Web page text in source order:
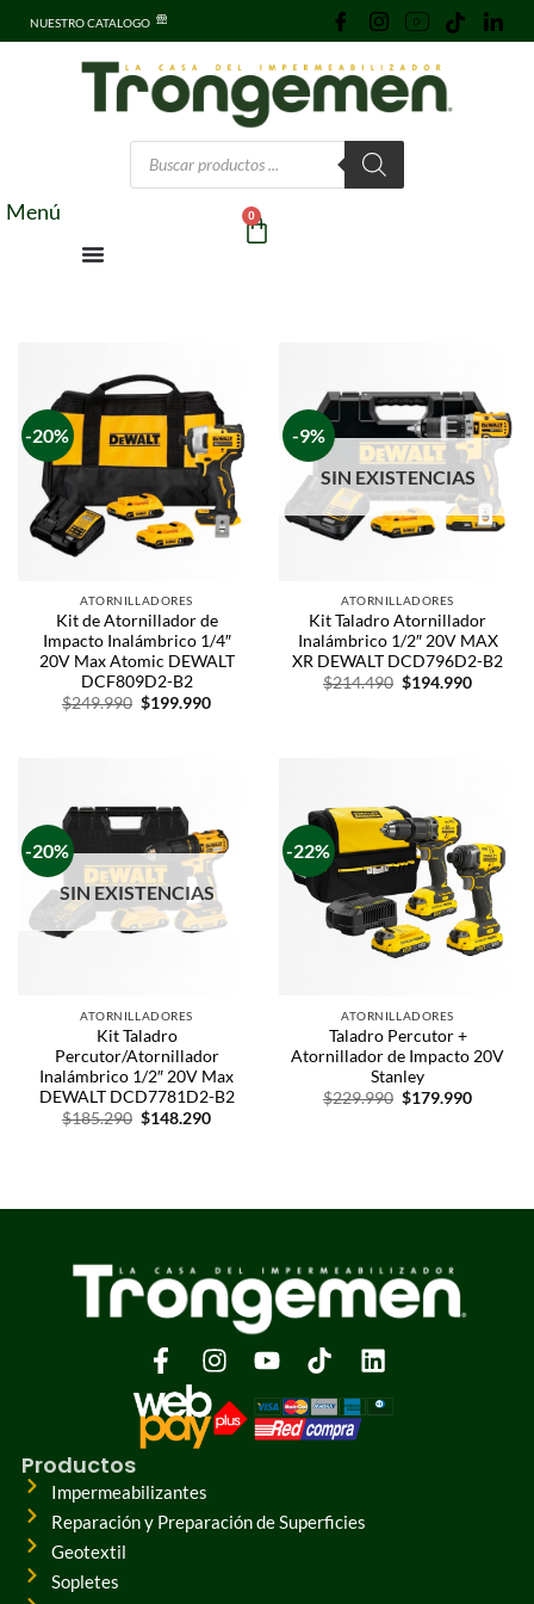
NUESTRO CATALOGO
Menú 0
-20%
ATORNILLADORES
Kit de Atornillador de
Impacto Inalámbrico 1/4″
20V Max Atomic DEWALT
DCF809D2-B2
$249.990 $199.990
-9%
SIN EXISTENCIAS
ATORNILLADORES
Kit Taladro Atornillador
Inalámbrico 1/2″ 20V MAX
XR DEWALT DCD796D2-B2
$214.490 $194.990
-20%
SIN EXISTENCIAS
ATORNILLADORES
Kit Taladro
Percutor/Atornillador
Inalámbrico 1/2″ 20V Max
DEWALT DCD7781D2-B2
$185.290 $148.290
-22%
ATORNILLADORES
Taladro Percutor +
Atornillador de Impacto 20V
Stanley
$229.990 $179.990
Productos
Impermeabilizantes
Reparación y Preparación de Superficies
Geotextil
Sopletes